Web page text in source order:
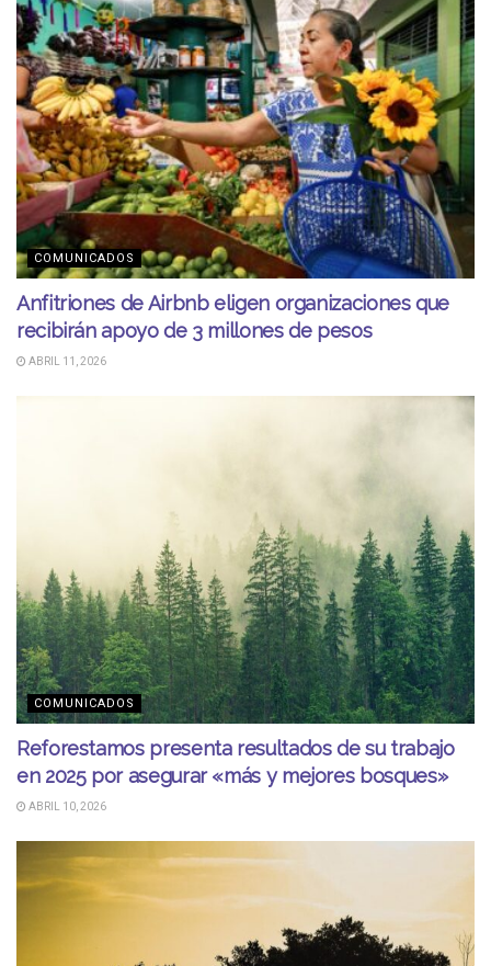
COMUNICADOS
Anfitriones de Airbnb eligen organizaciones que
recibirán apoyo de 3 millones de pesos
ABRIL 11, 2026
COMUNICADOS
Reforestamos presenta resultados de su trabajo
en 2025 por asegurar «más y mejores bosques»
ABRIL 10, 2026